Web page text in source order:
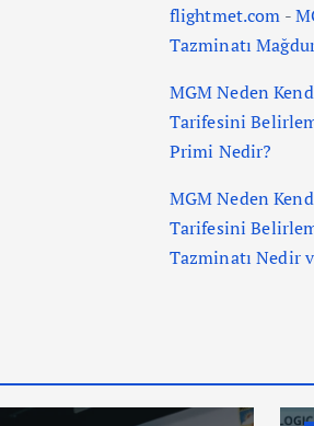
flightmet.com -
Tazminatı
MGM Neden
Tarifesini
Primi Nedir?
MGM Neden
Tarifesini
Tazminatı Nedir